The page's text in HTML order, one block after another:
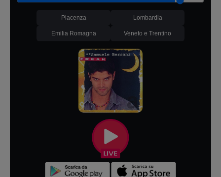
Piacenza Lombardia
Emilia Romagna Veneto e Trentino